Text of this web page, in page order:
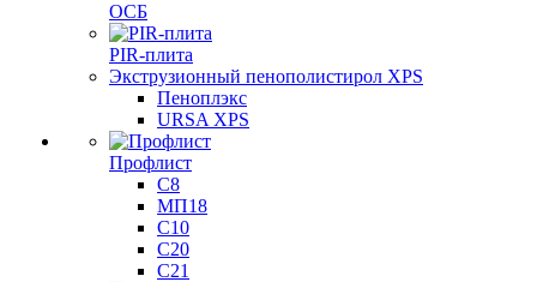
ОСБ
PIR-плита
Экструзионный пенополистирол XPS
Пеноплэкс
URSA XPS
Профлист
С8
МП18
С10
С20
С21